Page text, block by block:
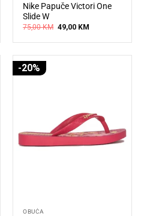
Nike Papuče Victori One
Slide W
75,00KM Original
was:
49,00 KMCurrent
is:
-20%
OBUĆA